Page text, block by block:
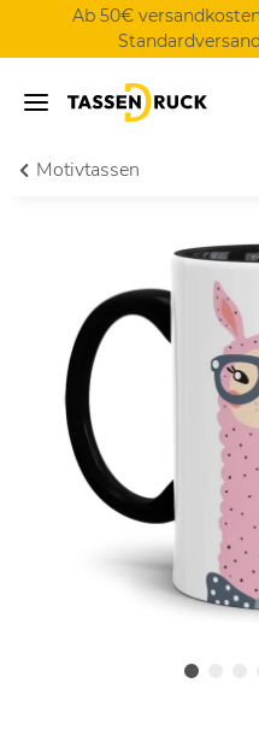
Ab 50€
Motivtassen